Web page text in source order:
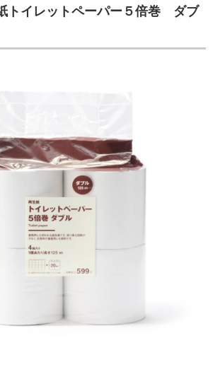
トイレットペーパー５倍巻 ダブ